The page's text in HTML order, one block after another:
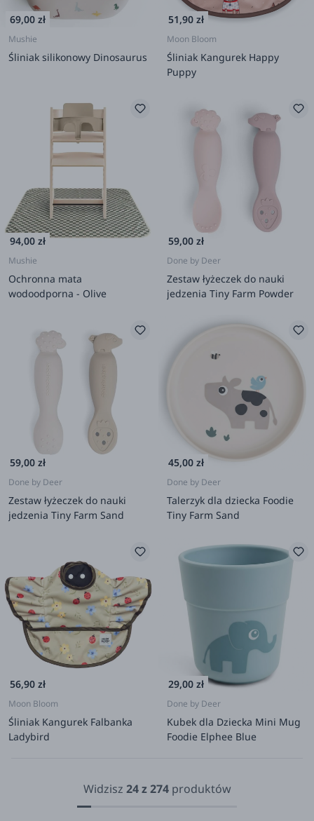
69,00 zł
Mushie
Śliniak silikonowy Dinosaurus
51,90 zł
Moon Bloom
Śliniak Kangurek Happy
Puppy
94,00 zł
Mushie
Ochronna mata
wodoodporna - Olive
59,00 zł
Done by Deer
Zestaw łyżeczek do nauki
jedzenia Tiny Farm Powder
59,00 zł
Done by Deer
Zestaw łyżeczek do nauki
jedzenia Tiny Farm Sand
45,00 zł
Done by Deer
Talerzyk dla dziecka Foodie
Tiny Farm Sand
56,90 zł
Moon Bloom
Śliniak Kangurek Falbanka
Ladybird
29,00 zł
Done by Deer
Kubek dla Dziecka Mini Mug
Foodie Elphee Blue
Widzisz 24 z 274produktów